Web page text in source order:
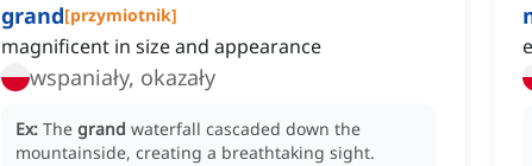
grand[przymiotnik]
magnificent in size and appearance
wspaniały, okazały
Ex: The grand waterfall cascaded down the
mountainside, creating a breathtaking sight.